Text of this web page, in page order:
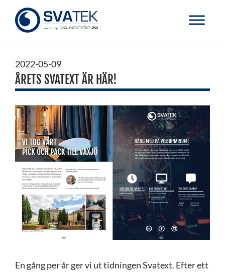
2022-05-09
ÅRETS SVATEXT ÄR HÄR!
En gång per år ger vi ut tidningen Svatext. Efter ett